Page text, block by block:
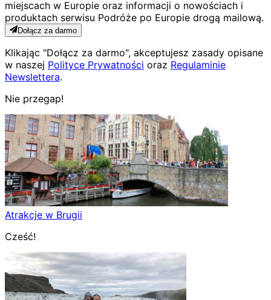
miejscach w Europie oraz informacji o nowościach i
produktach serwisu Podróże po Europie drogą mailową.
Dołącz za darmo
Klikając "Dołącz za darmo", akceptujesz zasady opisane
w naszej Polityce Prywatności oraz Regulaminie
Newslettera.
Nie przegap!
Atrakcje w Brugii
Cześć!